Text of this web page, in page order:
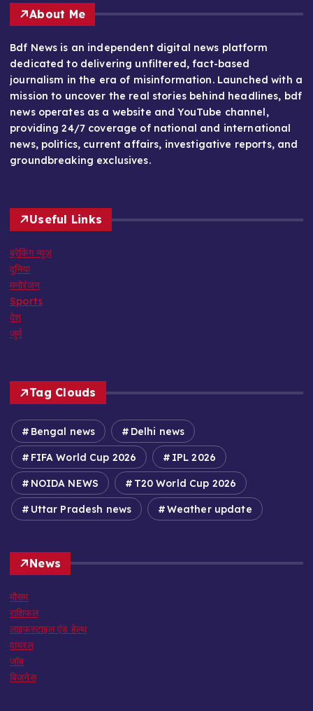
About Me
Bdf News is an independent digital news platform
dedicated to delivering unfiltered, fact-based
journalism in the era of misinformation. Launched with a
mission to uncover the real stories behind headlines, bdf
news operates as a website and YouTube channel,
providing 24/7 coverage of national and international
news, politics, current affairs, investigative reports, and
groundbreaking exclusives.
Useful Links
ब्रेकिंग न्यूज़
दुनिया
मनोरंजन
Sports
देश
जुर्म
Tag Clouds
Bengal news Delhi news
FIFA World Cup 2026 IPL 2026
NOIDA NEWS T20 World Cup 2026
Uttar Pradesh news Weather update
News
मौसम
राशिफल
लाइफस्टाइल एंड हेल्थ
वायरल
जॉब
बिजनेस